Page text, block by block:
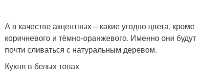
А в качестве акцентных – какие угодно цвета, кроме
коричневого и тёмно-оранжевого. Именно они будут
почти сливаться с натуральным деревом.
Кухня в белых тонах